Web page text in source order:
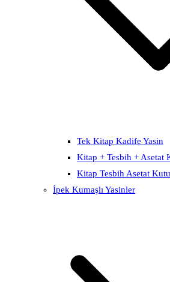
Tek Kitap Kadife Yasin
Kitap + Tesbih + Asetat
Kitap Tesbih Asetat
İpek Kumaşlı Yasinler